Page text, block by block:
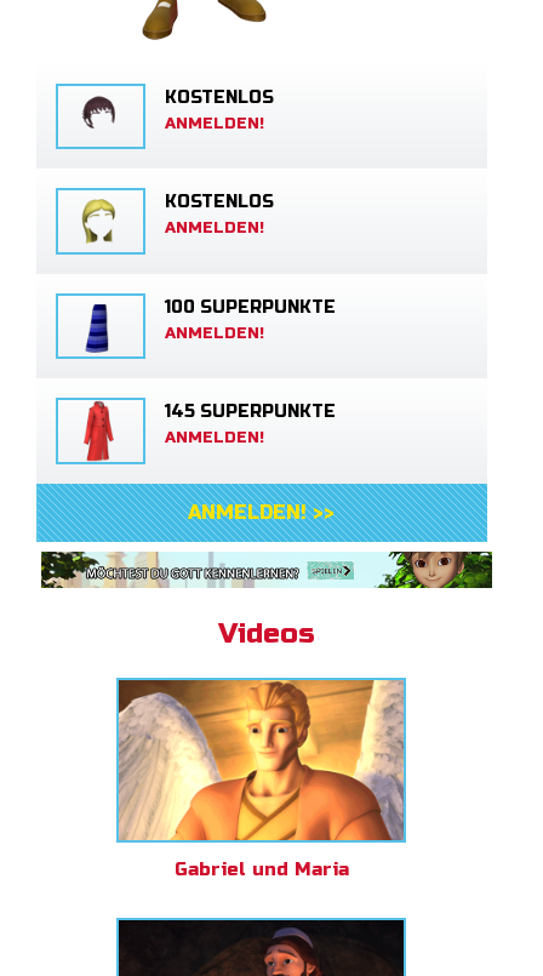
KOSTENLOS
ANMELDEN!
KOSTENLOS
ANMELDEN!
100 SUPERPUNKTE
ANMELDEN!
145 SUPERPUNKTE
ANMELDEN!
ANMELDEN! >>
Videos
Gabriel und Maria